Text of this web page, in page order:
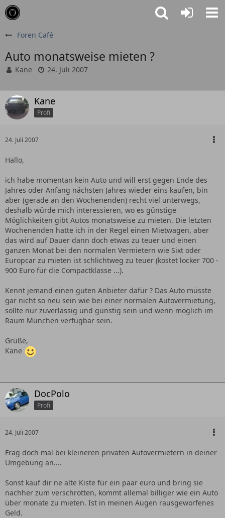
Foren Café
Auto monatsweise mieten ?
Kane 24. Juli 2007
Kane
Profi
24. Juli 2007
Hallo,
ich habe momentan kein Auto und will erst gegen Ende des
Jahres oder Anfang nächsten Jahres wieder eins kaufen, bin
aber (gerade an den Wochenenden) recht viel unterwegs,
deshalb würde mich interessieren, wo es günstige
Möglichkeiten gibt Autos monatsweise zu mieten. Die letzten
Wochenenden hatte ich in der Regel einen Mietwagen, aber
das wird auf Dauer dann doch etwas zu teuer und einen
ganzen Monat bei den normalen Vermietern wie Sixt oder
Europcar zu mieten ist schlichtweg zu teuer (kostet locker 700 -
900 Euro für die Compactklasse ...).
Kennt jemand einen guten Anbieter dafür ? Das Auto müsste
gar nicht so neu sein wie bei einer normalen Autovermietung,
sollte nur zuverlässig und günstig sein und wenn möglich im
Raum München verfügbar sein.
Grüße,
Kane
DocPolo
Profi
24. Juli 2007
Frag doch mal bei kleineren privaten Autovermietern in deiner
Umgebung an....
Sonst kauf dir ne alte Kiste für ein paar euro und bring sie
nachher zum verschrotten, kommt allemal billiger wie ein Auto
über monate zu mieten. Ist in meinen Augen rausgeworfenes
Geld.